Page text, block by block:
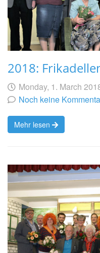
2018:
Geschrieben
von
am Monday, 1. March
Noch keine
Mehr lesen